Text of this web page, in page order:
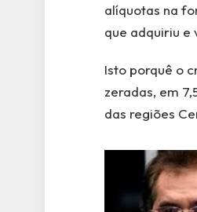
alíquotas na
que adquiriu e
Isto porquê o
zeradas, em
das regiões